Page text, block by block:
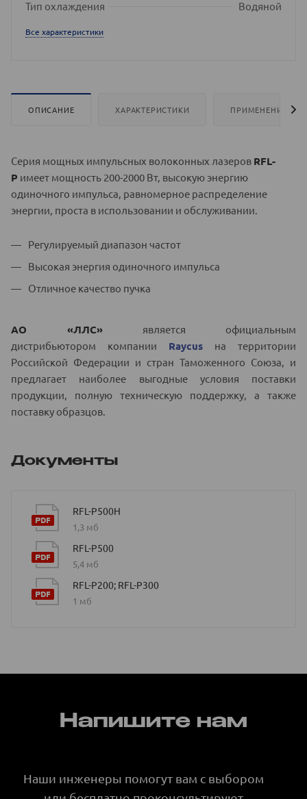
Тип охлаждения
Водяной
Все характеристики
ОПИСАНИЕ ХАРАКТЕРИСТИКИ ПРИМЕНЕНИЕ
Серия мощных импульсных волоконных лазеров RFL-
P имеет мощность 200-2000 Вт, высокую энергию
одиночного импульса, равномерное распределение
энергии, проста в использовании и обслуживании.
Регулируемый диапазон частот
Высокая энергия одиночного импульса
Отличное качество пучка
АО «ЛЛС»является официальным
дистрибьютором компании Raycus на территории
Российской Федерации и стран Таможенного Союза, и
предлагает наиболее выгодные условия поставки
продукции, полную техническую поддержку, а также
поставку образцов.
Документы
RFL-P500H
1,3 мб
RFL-P500
5,4 мб
RFL-P200; RFL-P300
1 мб
Напишите нам
Наши инженеры помогут вам с выбором